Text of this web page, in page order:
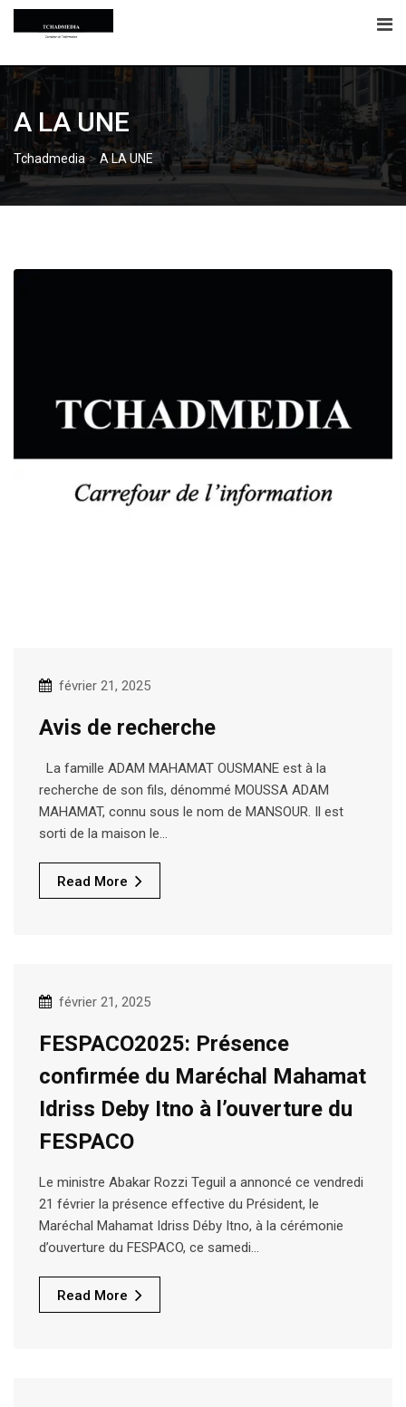
Skip
A LA UNE
Tchadmedia> A LA UNE
février 21, 2025
Avis de recherche
La famille ADAM MAHAMAT OUSMANE est à la
recherche de son fils, dénommé MOUSSA ADAM
MAHAMAT, connu sous le nom de MANSOUR. Il est
sorti de la maison le…
Read More
février 21, 2025
FESPACO2025: Présence
confirmée du Maréchal Mahamat
Idriss Deby Itno à l’ouverture du
FESPACO
Le ministre Abakar Rozzi Teguil a annoncé ce vendredi
21 février la présence effective du Président, le
Maréchal Mahamat Idriss Déby Itno, à la cérémonie
d’ouverture du FESPACO, ce samedi…
Read More